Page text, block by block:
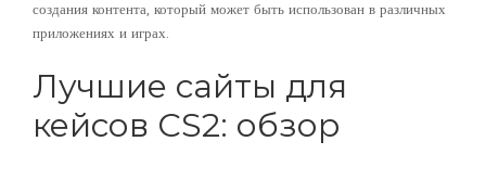
создания контента, который может быть использован в различных
приложениях и играх.
Лучшие сайты для
кейсов CS2: обзор